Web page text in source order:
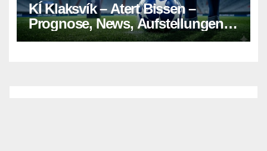
KÍ Klaksvík – Atert Bissen –
Prognose, News, Aufstellungen &
Tipp